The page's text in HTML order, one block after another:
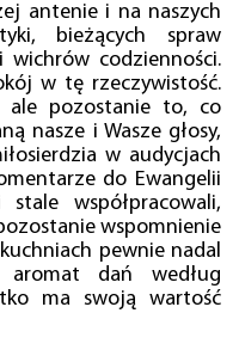
antenie i na naszych
bieżących spraw
wichrów codzienności.
w tę rzeczywistość.
ale pozostanie to, co
nasze i Wasze głosy,
w audycjach
do Ewangelii
współpracowali,
wspomnienie
pewnie nadal
aromat dań według
ma swoją wartość